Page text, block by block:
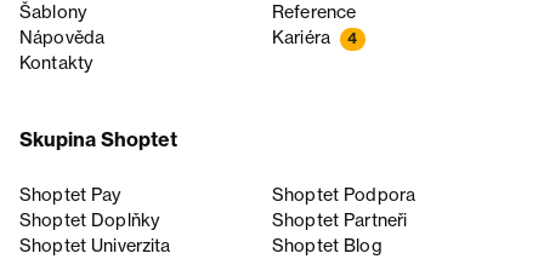
Šablony
Reference
Nápověda
Kariéra 4
Kontakty
Skupina Shoptet
Shoptet Pay
Shoptet Podpora
Shoptet Doplňky
Shoptet Partneři
Shoptet Univerzita
Shoptet Blog